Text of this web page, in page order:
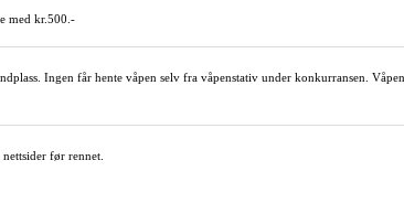
med kr.500.-
Ingen får hente våpen selv fra våpenstativ under konkurransen.
før rennet.